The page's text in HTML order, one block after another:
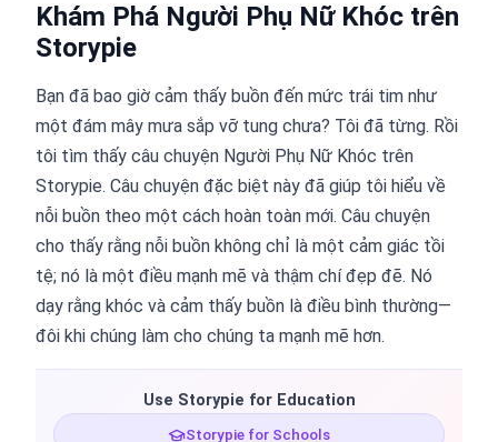
Khám Phá Người Phụ Nữ Khóc trên
Storypie
Bạn đã bao giờ cảm thấy buồn đến mức trái tim như
một đám mây mưa sắp vỡ tung chưa? Tôi đã từng. Rồi
tôi tìm thấy câu chuyện Người Phụ Nữ Khóc trên
Storypie. Câu chuyện đặc biệt này đã giúp tôi hiểu về
nỗi buồn theo một cách hoàn toàn mới. Câu chuyện
cho thấy rằng nỗi buồn không chỉ là một cảm giác tồi
tệ; nó là một điều mạnh mẽ và thậm chí đẹp đẽ. Nó
dạy rằng khóc và cảm thấy buồn là điều bình thường—
đôi khi chúng làm cho chúng ta mạnh mẽ hơn.
Use Storypie for Education
Storypie for Schools